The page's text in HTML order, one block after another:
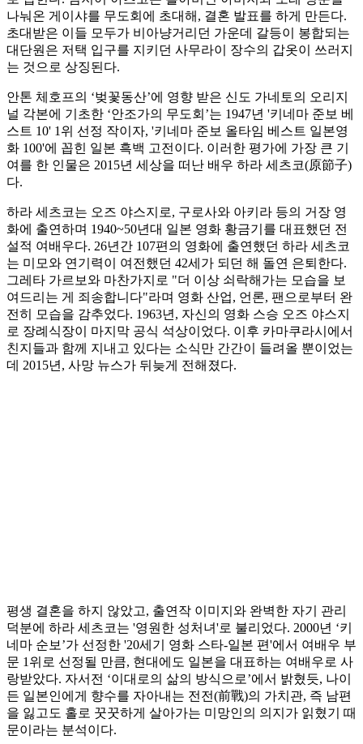
나눠온 게이샤를 무도회에 초대해, 결혼 발표를 하게 만든다.
초대받은 이들 모두가 비아냥거리던 가운데 갈등이 봉합되는
대단원은 저택 입구를 지키던 사무라이 장수의 갑옷이 쓰러지
는 것으로 상징된다.
안톤 체호프의 ‘벚꽃동산’에 영향 받은 신도 가네토의 오리지
널 각본에 기초한 ‘안조가의 무도회’는 1947년 '키네마 준보 베
스트 10' 1위 선정 작이자, '키네마 준보 올타임 베스트 일본영
화 100'에 꼽힌 일본 흑백 고전이다. 이러한 평가에 가장 큰 기
여를 한 인물은 2015년 세상을 떠난 배우 하라 세츠코(原節子)
다.
하라 세츠코는 오즈 야스지로, 구로사와 아키라 등의 거장 영
화에 출연하며 1940~50년대 일본 영화 황금기를 대표했던 전
설적 여배우다. 26년간 107편의 영화에 출연했던 하라 세츠코
는 미모와 연기력이 여전했던 42세가 되던 해 돌연 은퇴한다.
그레타 가르보와 마찬가지로 "더 이상 쇠락해가는 모습을 보
여드리는 게 죄송합니다"라며 영화 산업, 언론, 팬으로부터 완
전히 모습을 감추었다. 1963년, 자신의 영화 스승 오즈 야스지
로 장례식장이 마지막 공식 석상이었다. 이후 카마쿠라시에서
친지들과 함께 지내고 있다는 소식만 간간이 들려올 뿐이었는
데 2015년, 사망 뉴스가 뒤늦게 전해졌다.
평생 결혼을 하지 않았고, 출연작 이미지와 완벽한 자기 관리
덕분에 하라 세츠코는 '영원한 성처녀'로 불리었다. 2000년 ‘키
네마 순보’가 선정한 '20세기 영화 스타-일본 편'에서 여배우 부
문 1위로 선정될 만큼, 현대에도 일본을 대표하는 여배우로 사
랑받았다. 자서전 ‘이대로의 삶의 방식으로’에서 밝혔듯, 나이
든 일본인에게 향수를 자아내는 전전(前戰)의 가치관, 즉 남편
을 잃고도 홀로 꿋꿋하게 살아가는 미망인의 의지가 읽혔기 때
문이라는 분석이다.